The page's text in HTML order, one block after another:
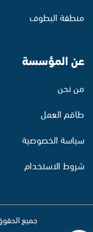
منطقة البطوف
عن المؤسسة
من نحن
طاقم العمل
سياسة الخصوصية
شروط الاستخدام
جميع الحقوق